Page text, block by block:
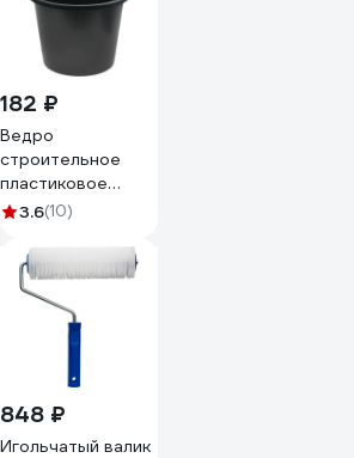
182 ₽
Ведро
строительное
пластиковое
GEVA TRADE 20 л
3.6(10)
848 ₽
Игольчатый валик